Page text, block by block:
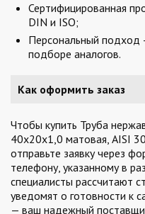
Сертифицированная
DIN и ISO;
Персональный подход
подборе аналогов.
Как оформить заказ
Чтобы купить Труба
40х20х1,0 матовая, AISI
отправьте заявку через
телефону, указанному в
специалисты рассчитают
уведомят о готовности к
— ваш надежный